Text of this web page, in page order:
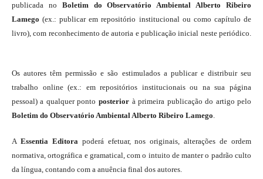
publicada no Boletim do Observatório Ambiental Alberto Ribeiro
Lamego (ex.: publicar em repositório institucional ou como capítulo de
livro), com reconhecimento de autoria e publicação inicial neste periódico.
Os autores têm permissão e são estimulados a publicar e distribuir seu
trabalho online (ex.: em repositórios institucionais ou na sua página
pessoal) a qualquer ponto posterior à primeira publicação do artigo pelo
Boletim do Observatório Ambiental Alberto Ribeiro Lamego.
A Essentia Editorapoderá efetuar, nos originais, alterações de ordem
normativa, ortográfica e gramatical, com o intuito de manter o padrão culto
da língua, contando com a anuência final dos autores.